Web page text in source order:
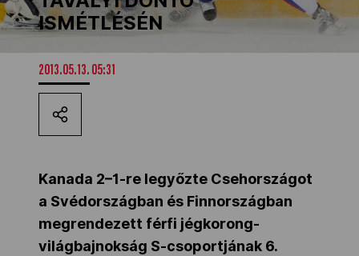
MOB
Kettőskarrier-program
NOB
Társszervezetek
ISMÉTLÉSÉN
2013.05.13. 05:31
Kanada 2–1-re legyőzte Csehországot
a Svédországban és Finnországban
megrendezett férfi jégkorong-
világbajnokság S-csoportjának 6.